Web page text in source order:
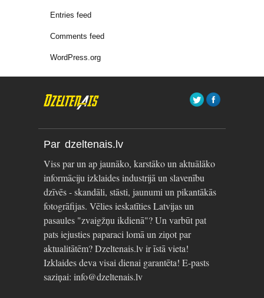
Entries feed
Comments feed
WordPress.org
Par dzeltenais.lv
Viss par un ap jaunāko, karstāko un aktuālāko
informāciju izklaides industrijā un slavenību
dzīvēs - skandāli, stāsti, jaunumi un pikantākās
fotogrāfijas. Vēlies ieskatīties Latvijas un
pasaules "zvaigžņu ikdienā"? Un varbūt pat
pats iejusties paparaci lomā un ziņot par
aktualitātēm? Dzeltenais.lv ir īstā vieta!
Izklaides deva visai dienai garantēta! E-pasts
saziņai: info@dzeltenais.lv